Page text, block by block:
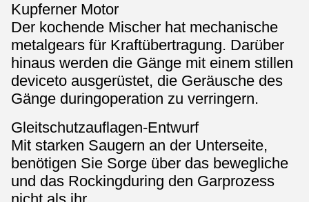
Kupferner Motor
Der kochende Mischer hat mechanische
metalgears für Kraftübertragung. Darüber
hinaus werden die Gänge mit einem stillen
deviceto ausgerüstet, die Geräusche des
Gänge duringoperation zu verringern.
Gleitschutzauflagen-Entwurf
Mit starken Saugern an der Unterseite,
benötigen Sie Sorge über das bewegliche
und das Rockingduring den Garprozess